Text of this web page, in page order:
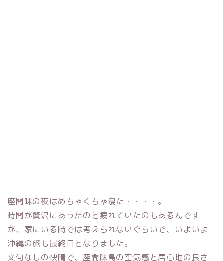
座間味の夜はめちゃくちゃ寝た・・・・。
時間が贅沢にあったのと疲れていたのもあるんです
が、家にいる時では考えられないぐらいで、いよいよ
沖縄の旅も最終日となりました。
文句なしの快晴で、座間味島の空気感と居心地の良さ